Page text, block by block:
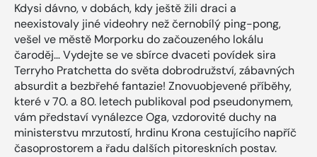
Kdysi dávno, v dobách, kdy ještě žili draci a
neexistovaly jiné videohry než černobílý ping-pong,
vešel ve městě Morporku do začouzeného lokálu
čaroděj… Vydejte se ve sbírce dvaceti povídek sira
Terryho Pratchetta do světa dobrodružství, zábavných
absurdit a bezbřehé fantazie! Znovuobjevené příběhy,
které v 70. a 80. letech publikoval pod pseudonymem,
vám představí vynálezce Oga, vzdorovité duchy na
ministerstvu mrzutostí, hrdinu Krona cestujícího napříč
časoprostorem a řadu dalších pitoreskních postav.